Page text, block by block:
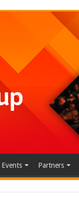
Events Partners